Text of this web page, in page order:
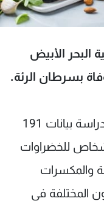
البحر الأبيض
بسرطان الرئة.
وفي التّفاصيل، حلّل الباحثون أثناء الدراسة بيانات 191
للخضراوات
والمكسرات
المختلفة في